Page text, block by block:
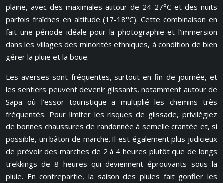
plaine, avec des maximales autour de 24-27°C et des nuits
parfois fraîches en altitude (17-18°C). Cette combinaison en
fait une période idéale pour la photographie et l’immersion
dans les villages des minorités ethniques, à condition de bien
gérer la pluie et la boue.
Les averses sont fréquentes, surtout en fin de journée, et
les sentiers peuvent devenir glissants, notamment autour de
Sapa où l’essor touristique a multiplié les chemins très
fréquentés. Pour limiter les risques de glissade, privilégiez
de bonnes chaussures de randonnée à semelle crantée et, si
possible, un bâton de marche. Il est également plus judicieux
de prévoir des marches de 2 à 4 heures plutôt que de longs
trekkings de 8 heures qui deviennent éprouvants sous la
pluie. En contrepartie, la saison des pluies fait gonfler les